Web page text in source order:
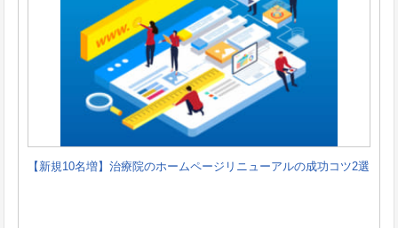
【新規10名増】治療院のホームページリニューアルの成功コツ2選